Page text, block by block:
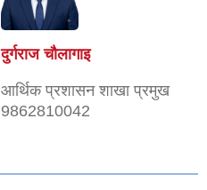
दुर्गराज चौलागाइ
आर्थिक प्रशासन शाखा प्रमुख
9862810042